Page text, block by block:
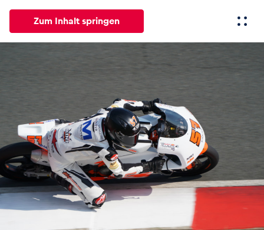
Zum Inhalt springen
News
Alle anzeigen